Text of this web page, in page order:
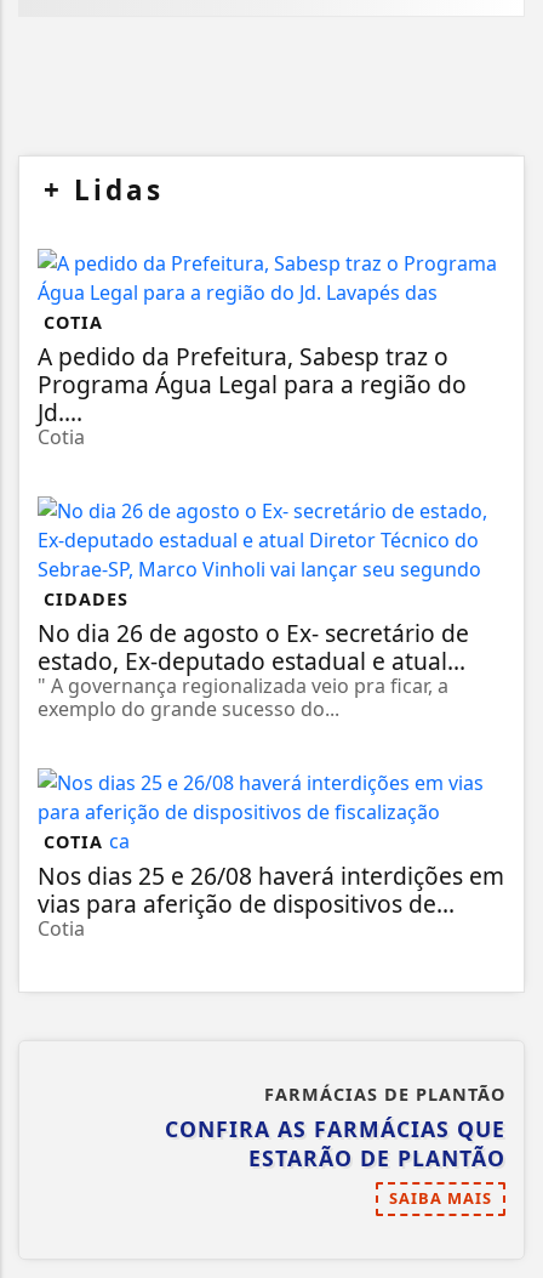
+ Lidas
COTIA
A pedido da Prefeitura, Sabesp traz o
Programa Água Legal para a região do
Jd....
Cotia
CIDADES
No dia 26 de agosto o Ex- secretário de
estado, Ex-deputado estadual e atual...
" A governança regionalizada veio pra ficar, a
exemplo do grande sucesso do...
COTIA
Nos dias 25 e 26/08 haverá interdições em
vias para aferição de dispositivos de...
Cotia
FARMÁCIAS DE PLANTÃO
CONFIRA AS FARMÁCIAS QUE
ESTARÃO DE PLANTÃO
SAIBA MAIS